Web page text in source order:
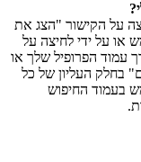
על הקישור "הצג את
או על ידי לחיצה על
הפרופיל שלך או
בחלק העליון של כל
בעמוד החיפוש